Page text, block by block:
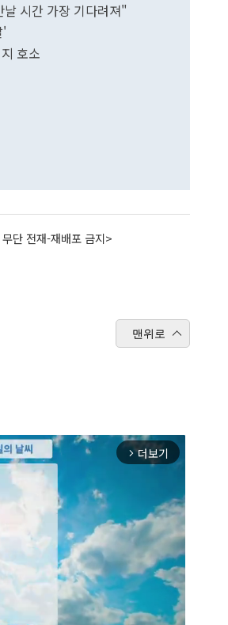
시간 가장 기다려져"
'
호소
단 전재-재배포 금지>
맨위로
arrow_forward_ios 더보기